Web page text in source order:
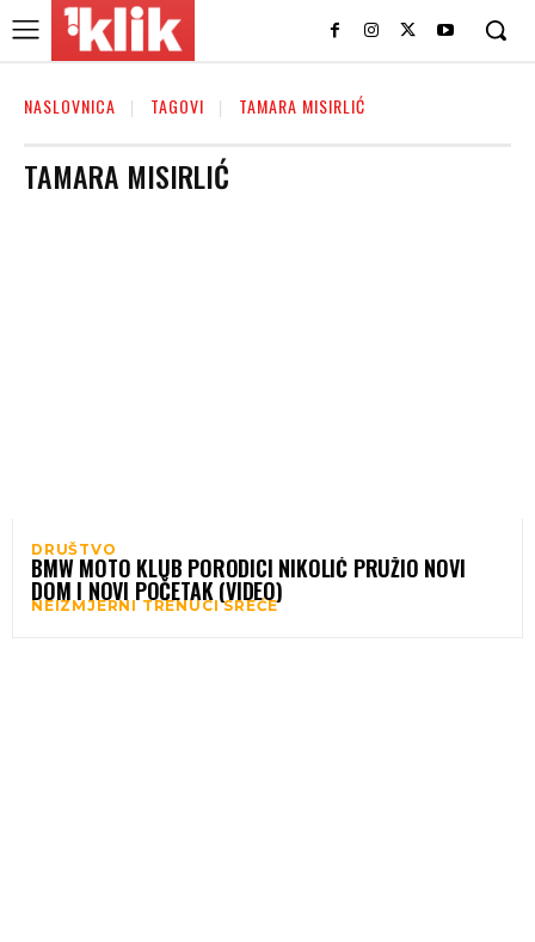
NASLOVNICA TAGOVI TAMARA MISIRLIĆ
TAMARA MISIRLIĆ
DRUŠTVO
BMW MOTO KLUB PORODICI NIKOLIĆ PRUŽIO NOVI
DOM I NOVI POČETAK (VIDEO)
NEIZMJERNI TRENUCI SREĆE